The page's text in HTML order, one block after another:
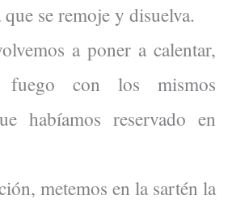
se remoje y disuelva.
a poner a calentar,
con los mismos
habíamos reservado en
metemos en la sartén la